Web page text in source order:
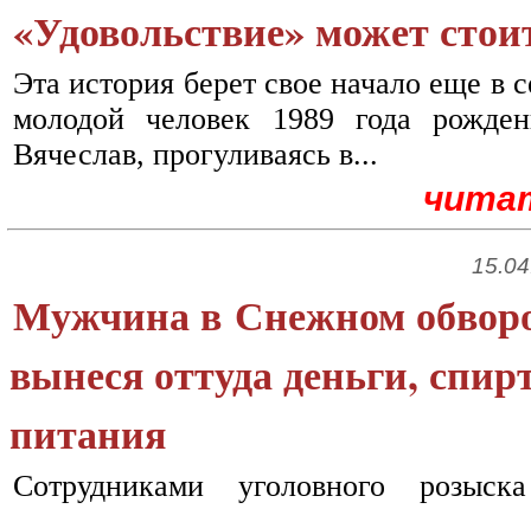
«Удовольствие» может
Эта история берет свое начало еще в
молодой человек 1989 года
Вячеслав, прогуливаясь в...
Мужчина в Снежном
вынеся оттуда деньги,
питания
Сотрудниками уголовного